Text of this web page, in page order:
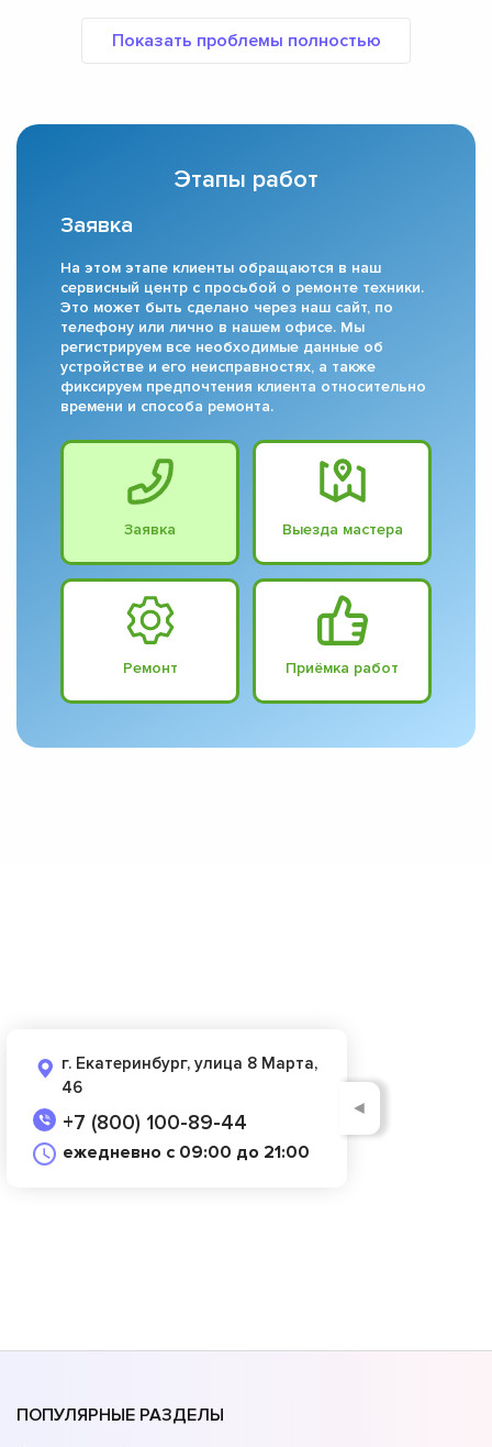
Этапы работ
Заявка
На этом этапе клиенты обращаются в наш
сервисный центр с просьбой о ремонте техники.
Это может быть сделано через наш сайт, по
телефону или лично в нашем офисе. Мы
регистрируем все необходимые данные об
устройстве и его неисправностях, а также
фиксируем предпочтения клиента относительно
времени и способа ремонта.
Заявка Выезда мастера
Ремонт Приёмка работ
г. Екатеринбург, улица 8 Марта,
46
+7 (800) 100-89-44
ежедневно с 09:00 до 21:00
◄
ПОПУЛЯРНЫЕ РАЗДЕЛЫ